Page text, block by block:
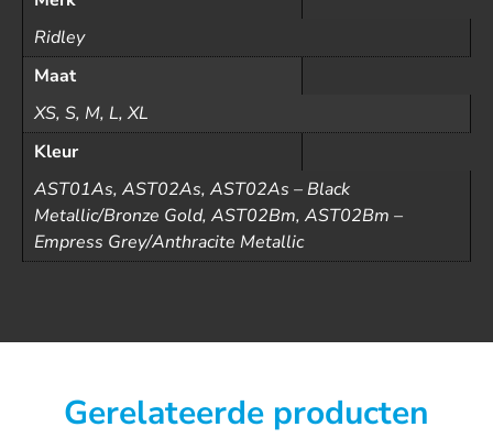
Ridley
Maat
XS, S, M, L, XL
Kleur
AST01As, AST02As, AST02As – Black
Metallic/Bronze Gold, AST02Bm, AST02Bm –
Empress Grey/Anthracite Metallic
Gerelateerde producten